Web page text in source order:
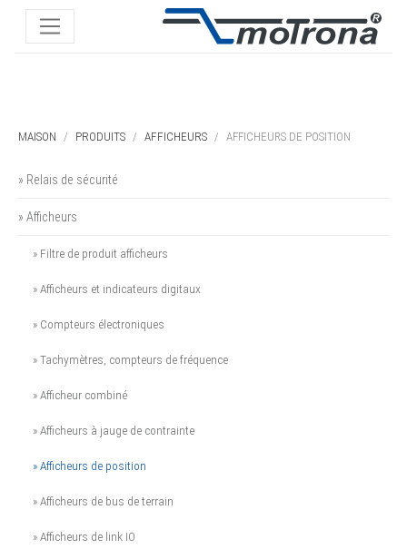
MAISON PRODUITS AFFICHEURS AFFICHEURS DE POSITION
» Relais de sécurité
» Afficheurs
» Filtre de produit afficheurs
» Afficheurs et indicateurs digitaux
» Compteurs électroniques
» Tachymètres, compteurs de fréquence
» Afficheur combiné
» Afficheurs à jauge de contrainte
» Afficheurs de position
» Afficheurs de bus de terrain
» Afficheurs de link IO